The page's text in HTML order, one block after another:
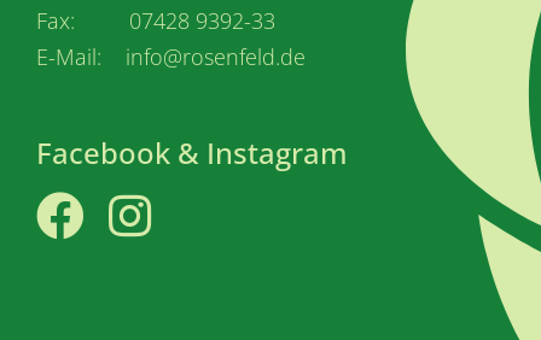
Fax: 07428 9392-33
E-Mail: info@rosenfeld.de
Facebook & Instagram